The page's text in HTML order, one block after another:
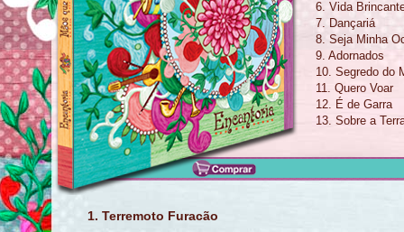
6. Vida
7. Dançariá
8. Seja Minha
9. Adornados
10. Segredo do
11. Quero Voar
12. É de Garra
13. Sobre a
1. Terremoto Furacão